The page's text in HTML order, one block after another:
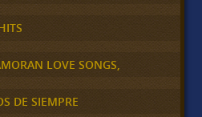
LOVE SONGS,
DE SIEMPRE